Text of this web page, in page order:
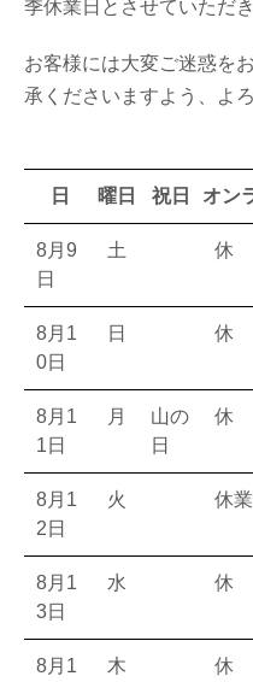
季休業日とさせていただき
お客様には大変ご迷惑を
承くださいますよう、よ
日 曜日 祝日 オン
8月9
日
土 休
8月1
0日
日 休
8月1
1日
月
山の
日
休
8月1
2日
火 休
8月1
3日
水 休
8月1
木 休